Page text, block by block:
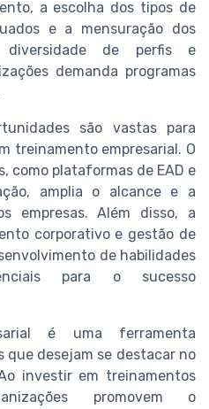
a escolha dos tipos de
e a mensuração dos
diversidade de perfis e
demanda programas
são vastas para
treinamento empresarial. O
como plataformas de EAD e
amplia o alcance e a
empresas. Além disso, a
corporativo e gestão de
de habilidades
para o sucesso
é uma ferramenta
que desejam se destacar no
investir em treinamentos
promovem o